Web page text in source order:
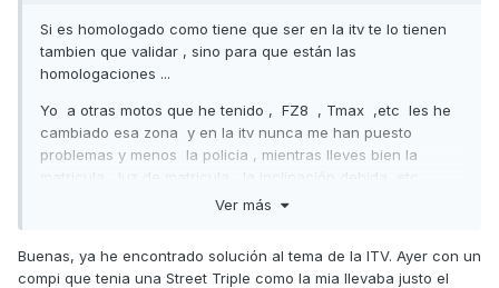
Si es homologado como tiene que ser en la itv te lo tienen
tambien que validar , sino para que están las
homologaciones ...
Yo a otras motos que he tenido , FZ8 , Tmax ,etc les he
cambiado esa zona y en la itv nunca me han puesto
problemas y menos la policia , mientras lleves bien la
matricula , luz de matricula , la inclinación debida ,etc ....
Ver más
Buenas, ya he encontrado solución al tema de la ITV. Ayer con un
compi que tenia una Street Triple como la mia llevaba justo el